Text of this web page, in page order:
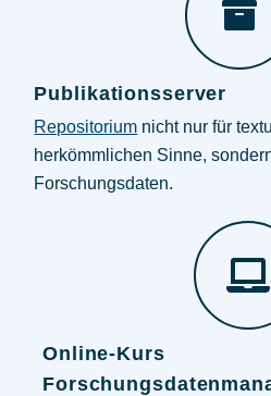
Publikationsserver
Repositorium nicht nur für
herkömmlichen Sinne,
Forschungsdaten.
Online-Kurs